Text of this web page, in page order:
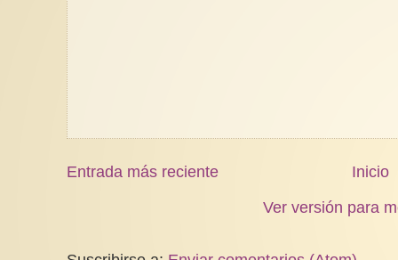
Entrada más reciente
Inicio
Ver versión para